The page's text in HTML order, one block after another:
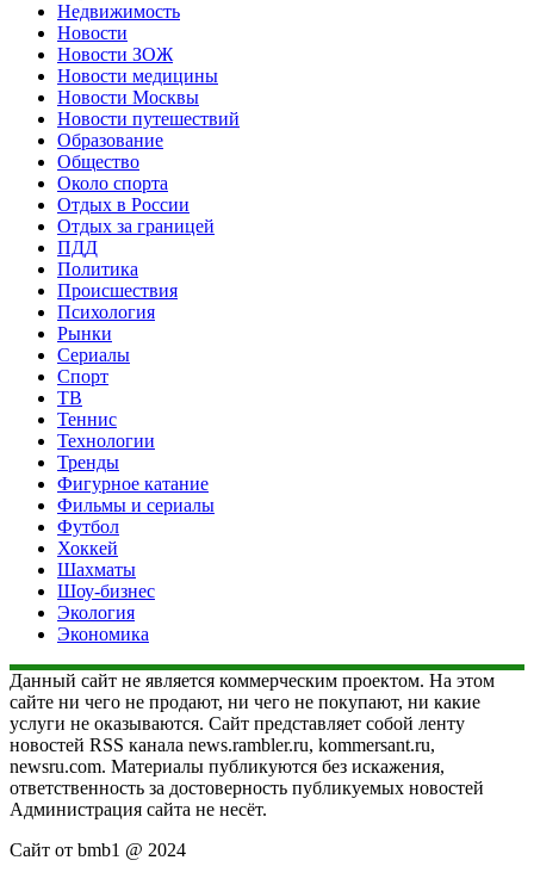
Недвижимость
Новости
Новости ЗОЖ
Новости медицины
Новости Москвы
Новости путешествий
Образование
Общество
Около спорта
Отдых в России
Отдых за границей
ПДД
Политика
Происшествия
Психология
Рынки
Сериалы
Спорт
ТВ
Теннис
Технологии
Тренды
Фигурное катание
Фильмы и сериалы
Футбол
Хоккей
Шахматы
Шоу-бизнес
Экология
Экономика
Данный сайт не является коммерческим проектом. На этом
сайте ни чего не продают, ни чего не покупают, ни какие
услуги не оказываются. Сайт представляет собой ленту
новостей RSS канала news.rambler.ru, kommersant.ru,
newsru.com. Материалы публикуются без искажения,
ответственность за достоверность публикуемых новостей
Администрация сайта не несёт.
Сайт от bmb1 @ 2024